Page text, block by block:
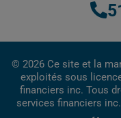
© 2026 Ce site et la
exploités sous
financiers inc. Tous
services financiers